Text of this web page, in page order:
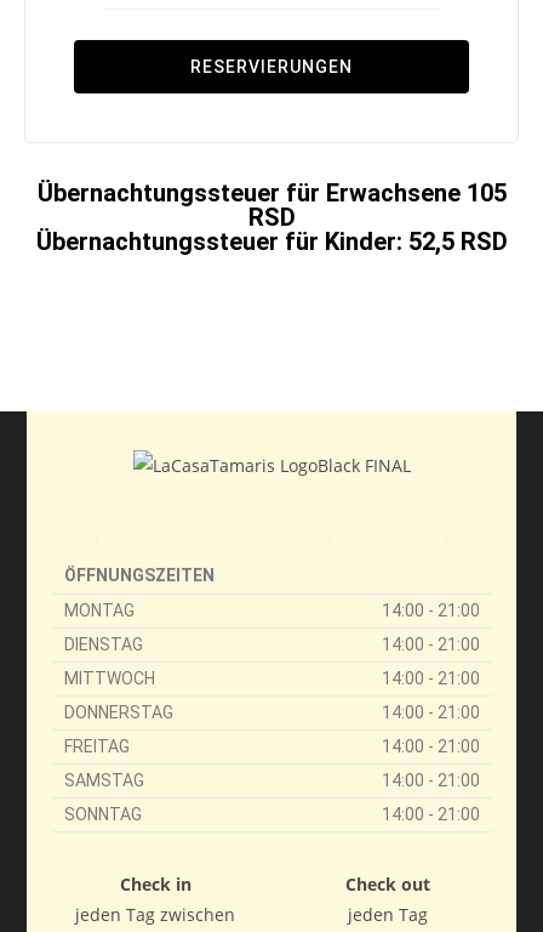
RESERVIERUNGEN
Übernachtungssteuer für Erwachsene 105
RSD
Übernachtungssteuer für Kinder: 52,5 RSD
ÖFFNUNGSZEITEN
MONTAG
14:00 - 21:00
DIENSTAG
14:00 - 21:00
MITTWOCH
14:00 - 21:00
DONNERSTAG
14:00 - 21:00
FREITAG
14:00 - 21:00
SAMSTAG
14:00 - 21:00
SONNTAG
14:00 - 21:00
Check in
jeden Tag zwischen
Check out
jeden Tag